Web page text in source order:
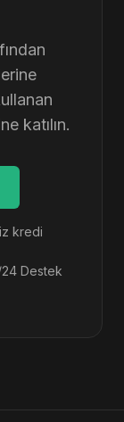
katılın.
kredi
Destek